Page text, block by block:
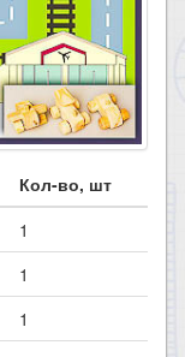
Кол-во, шт
1
1
1